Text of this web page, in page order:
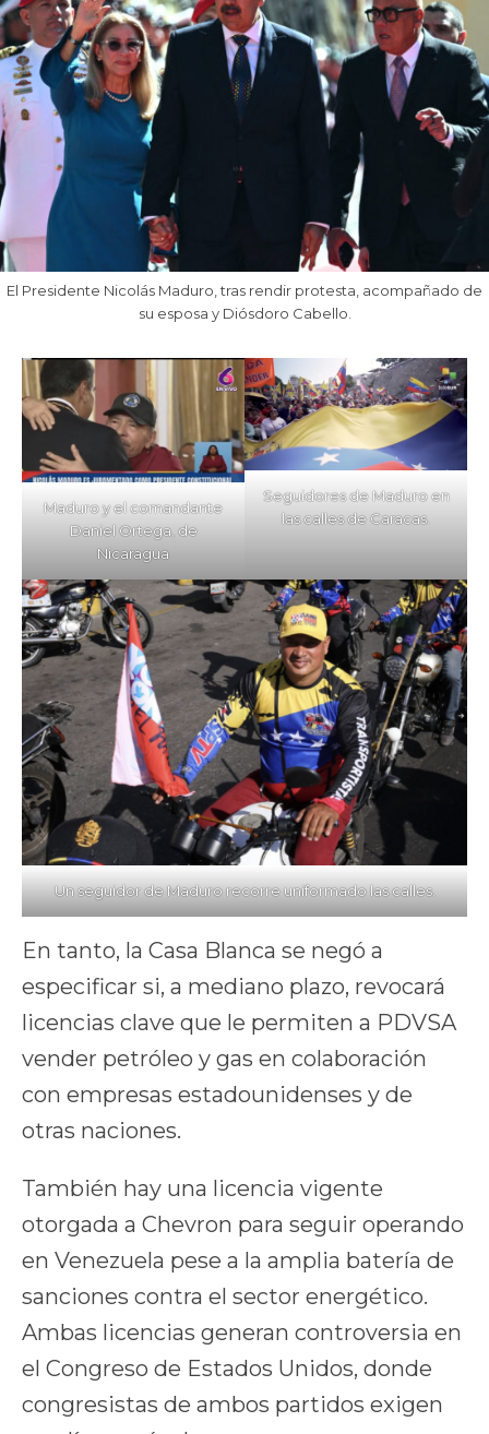
El Presidente Nicolás Maduro, tras rendir protesta, acompañado de
su esposa y Diósdoro Cabello.
Maduro y el comandante
Daniel Ortega, de
Nicaragua
Seguidores de Maduro en
las calles de Caracas.
Un seguidor de Maduro recorre uniformado las calles.
En tanto, la Casa Blanca se negó a
especificar si, a mediano plazo, revocará
licencias clave que le permiten a PDVSA
vender petróleo y gas en colaboración
con empresas estadounidenses y de
otras naciones.
También hay una licencia vigente
otorgada a Chevron para seguir operando
en Venezuela pese a la amplia batería de
sanciones contra el sector energético.
Ambas licencias generan controversia en
el Congreso de Estados Unidos, donde
congresistas de ambos partidos exigen